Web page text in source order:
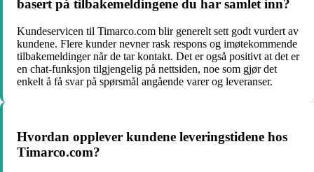
basert på tilbakemeldingene du har samlet inn?
Kundeservicen til Timarco.com blir generelt sett godt vurdert av
kundene. Flere kunder nevner rask respons og imøtekommende
tilbakemeldinger når de tar kontakt. Det er også positivt at det er
en chat-funksjon tilgjengelig på nettsiden, noe som gjør det
enkelt å få svar på spørsmål angående varer og leveranser.
Hvordan opplever kundene leveringstidene hos
Timarco.com?